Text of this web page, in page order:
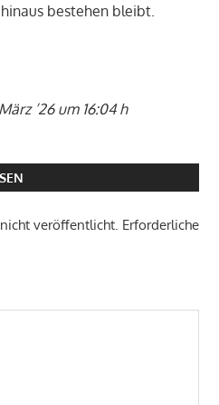
bestehen bleibt.
’26 um 16:04 h
veröffentlicht. Erforderliche